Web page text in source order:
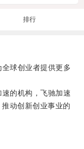
排行
球创业者提供更多
的机构，飞驰加速
动创新创业事业的